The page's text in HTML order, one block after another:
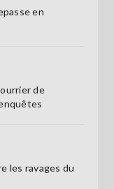
en
de
les ravages du